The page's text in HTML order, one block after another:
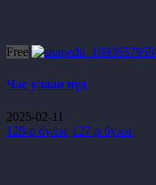
Free
Час улаан нүд
2025-02-11
128-р бүлэг 127-р бүлэг